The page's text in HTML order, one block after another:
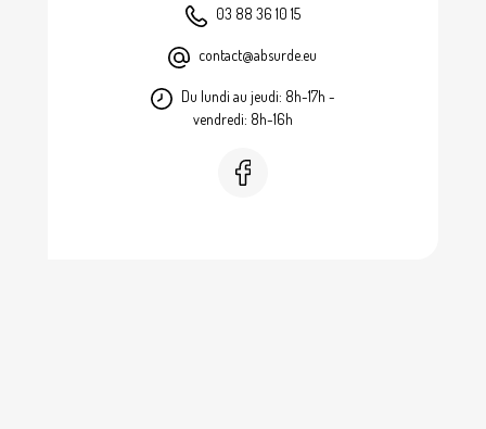
03 88 36 10 15
contact@absurde.eu
Du lundi au jeudi: 8h-17h -
vendredi: 8h-16h